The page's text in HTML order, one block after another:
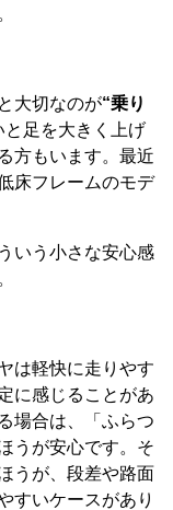
大切なのが“乗り
足を大きく上げ
方もいます。最近
床フレームのモデ
いう小さな安心感
は軽快に走りやす
に感じることがあ
場合は、「ふらつ
うが安心です。そ
うが、段差や路面
すいケースがあり